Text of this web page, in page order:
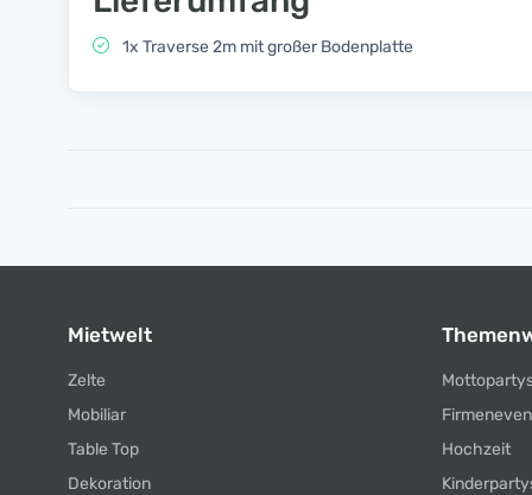
1x Traverse 2m mit großer Bodenplatte
Mietwelt
Zelte
Mobiliar
Table Top
Dekoration
Hochzeit